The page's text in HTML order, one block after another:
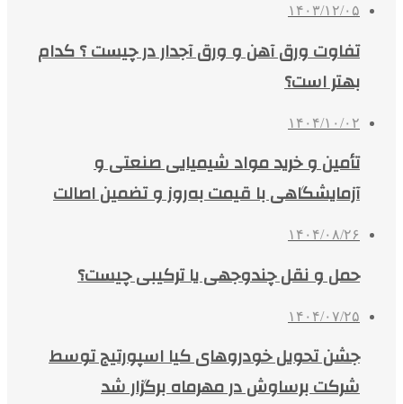
۱۴۰۳/۱۲/۰۵
تفاوت ورق آهن و ورق آجدار در چیست ؟ کدام
بهتر است؟
۱۴۰۴/۱۰/۰۲
تأمین و خرید مواد شیمیایی صنعتی و
آزمایشگاهی با قیمت به‌روز و تضمین اصالت
۱۴۰۴/۰۸/۲۶
حمل و نقل چندوجهی یا ترکیبی چیست؟
۱۴۰۴/۰۷/۲۵
جشن تحویل خودروهای کیا اسپورتیج توسط
شرکت برساوش در مهرماه برگزار شد